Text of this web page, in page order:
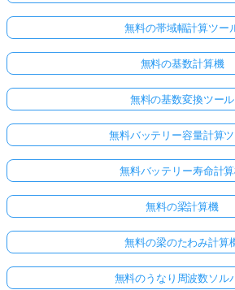
無料の帯域幅計算ツー
無料の基数計算機
無料の基数変換ツール
無料バッテリー容量計算
無料バッテリー寿命計
無料の梁計算機
無料の梁のたわみ計算
無料のうなり周波数ソル